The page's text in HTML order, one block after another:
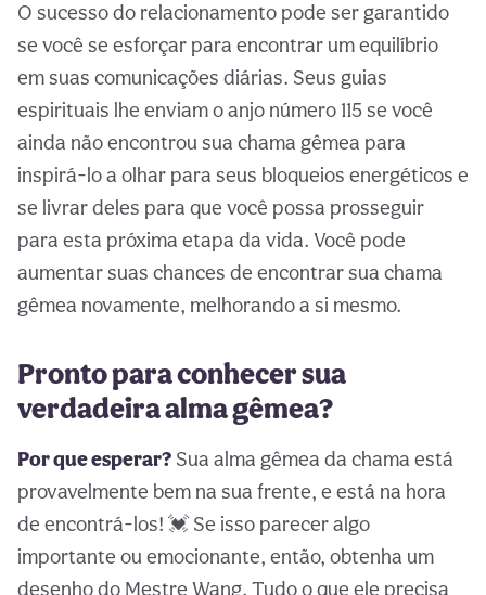
O sucesso do relacionamento pode ser garantido
se você se esforçar para encontrar um equilíbrio
em suas comunicações diárias. Seus guias
espirituais lhe enviam o anjo número 115 se você
ainda não encontrou sua chama gêmea para
inspirá-lo a olhar para seus bloqueios energéticos e
se livrar deles para que você possa prosseguir
para esta próxima etapa da vida. Você pode
aumentar suas chances de encontrar sua chama
gêmea novamente, melhorando a si mesmo.
Pronto para conhecer sua
verdadeira alma gêmea?
Por que esperar? Sua alma gêmea da chama está
provavelmente bem na sua frente, e está na hora
de encontrá-los! 💓 Se isso parecer algo
importante ou emocionante, então, obtenha um
desenho do Mestre Wang. Tudo o que ele precisa